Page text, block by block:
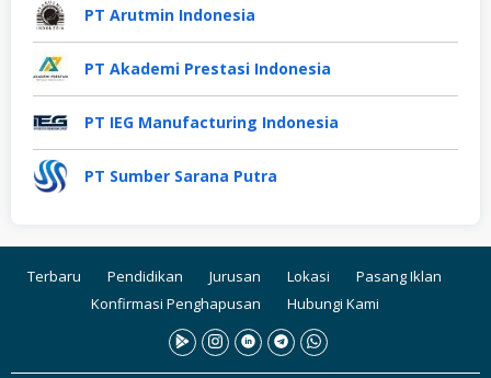
PT Arutmin Indonesia
PT Akademi Prestasi Indonesia
PT IEG Manufacturing Indonesia
PT Sumber Sarana Putra
Terbaru Pendidikan Jurusan Lokasi
Pasang Iklan
Konfirmasi Penghapusan
Hubungi Kami